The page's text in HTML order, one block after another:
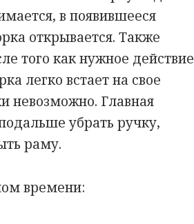
в появившееся
открывается. Также
того как нужное действие
легко встает на свое
невозможно. Главная
убрать ручку,
раму.
времени: